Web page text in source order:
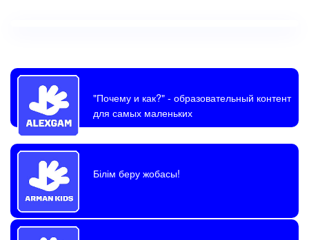
"Почему и как?"- образовательный контент
для самых маленьких
Білім беру жобасы!